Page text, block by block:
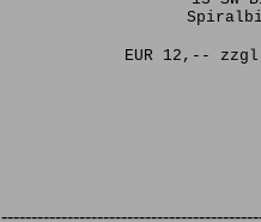
EUR 12,--